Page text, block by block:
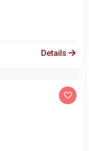
Details